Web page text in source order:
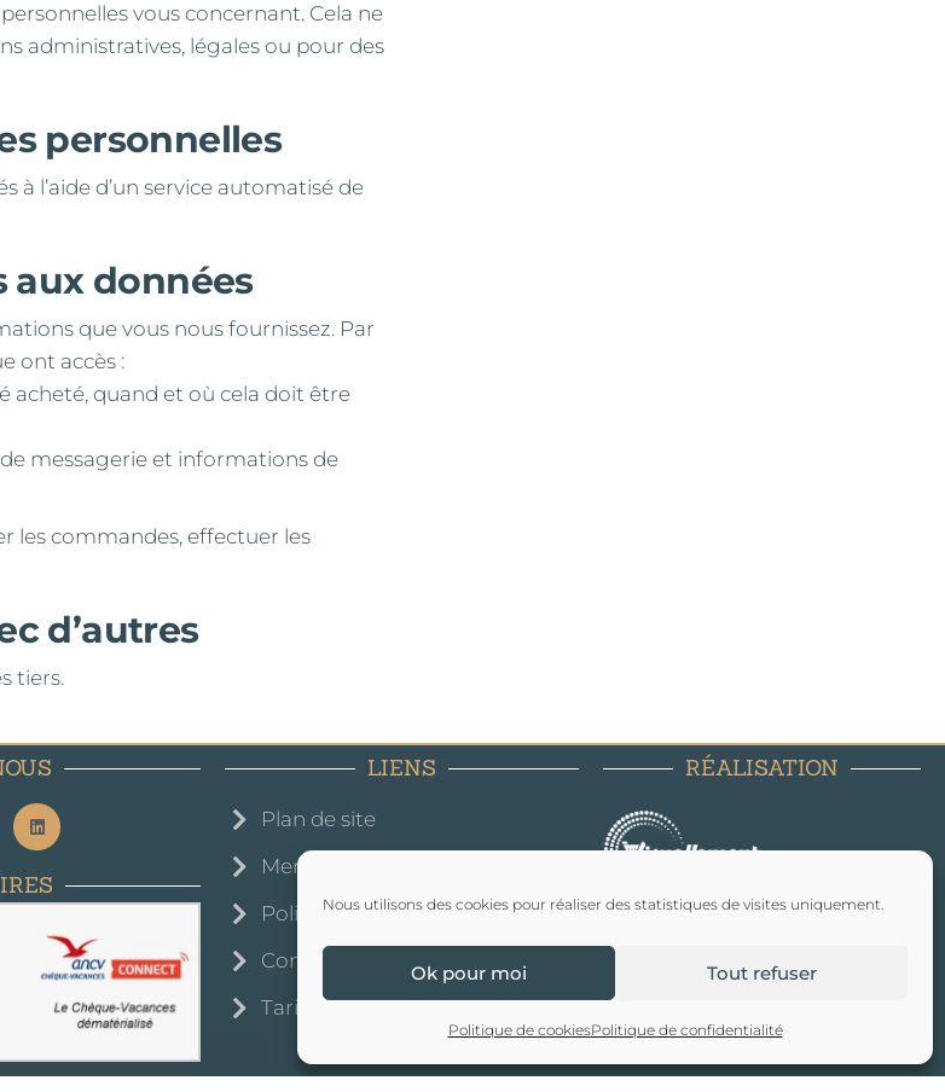
Nous utilisons des cookies pour réaliser des statistiques de visites uniquement.
Ok pour moi Tout refuser
Politique de cookiesPolitique de confidentialité
vous concernant. Cela ne
administratives, légales ou pour des
personnelles
à l’aide d’un service automatisé de
aux données
que vous nous fournissez. Par
ont accès :
acheté, quand et où cela doit être
messagerie et informations de
les commandes, effectuer les
d’autres
tiers.
LIENS
Plan de site
Mentions légales
Politique de confidentialité
Conditions générales de vente
Tarifs
RÉALISATION